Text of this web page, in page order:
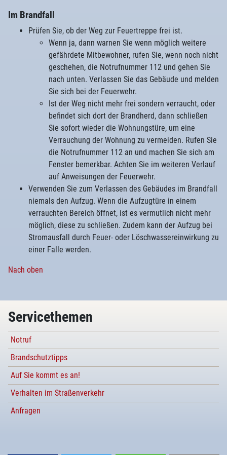
Im Brandfall
Prüfen Sie, ob der Weg zur Feuertreppe frei ist.
Wenn ja, dann warnen Sie wenn möglich weitere
gefährdete Mitbewohner, rufen Sie, wenn noch nicht
geschehen, die Notrufnummer 112 und gehen Sie
nach unten. Verlassen Sie das Gebäude und melden
Sie sich bei der Feuerwehr.
Ist der Weg nicht mehr frei sondern verraucht, oder
befindet sich dort der Brandherd, dann schließen
Sie sofort wieder die Wohnungstüre, um eine
Verrauchung der Wohnung zu vermeiden. Rufen Sie
die Notrufnummer 112 an und machen Sie sich am
Fenster bemerkbar. Achten Sie im weiteren Verlauf
auf Anweisungen der Feuerwehr.
Verwenden Sie zum Verlassen des Gebäudes im Brandfall
niemals den Aufzug. Wenn die Aufzugtüre in einem
verrauchten Bereich öffnet, ist es vermutlich nicht mehr
möglich, diese zu schließen. Zudem kann der Aufzug bei
Stromausfall durch Feuer- oder Löschwassereinwirkung zu
einer Falle werden.
Nach oben
Servicethemen
Notruf
Brandschutztipps
Auf Sie kommt es an!
Verhalten im Straßenverkehr
Anfragen